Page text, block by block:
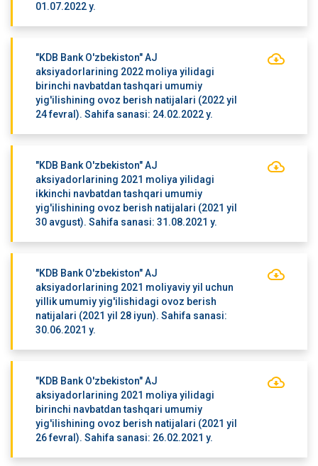
01.07.2022 y.
"KDB Bank O'zbekiston" AJ
aksiyadorlarining 2022 moliya yilidagi
birinchi navbatdan tashqari umumiy
yig'ilishining ovoz berish natijalari (2022 yil
24 fevral). Sahifa sanasi: 24.02.2022 y.
"KDB Bank O'zbekiston" AJ
aksiyadorlarining 2021 moliya yilidagi
ikkinchi navbatdan tashqari umumiy
yig'ilishining ovoz berish natijalari (2021 yil
30 avgust). Sahifa sanasi: 31.08.2021 y.
"KDB Bank O'zbekiston" AJ
aksiyadorlarining 2021 moliyaviy yil uchun
yillik umumiy yig'ilishidagi ovoz berish
natijalari (2021 yil 28 iyun). Sahifa sanasi:
30.06.2021 y.
"KDB Bank O'zbekiston" AJ
aksiyadorlarining 2021 moliya yilidagi
birinchi navbatdan tashqari umumiy
yig'ilishining ovoz berish natijalari (2021 yil
26 fevral). Sahifa sanasi: 26.02.2021 y.